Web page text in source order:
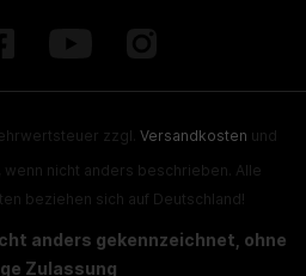
zzgl. Versandkosten und
nicht anders beschrieben. Alle
beziehen sich auf Deutschland!
anders gekennzeichnet, ohne
Zulassung